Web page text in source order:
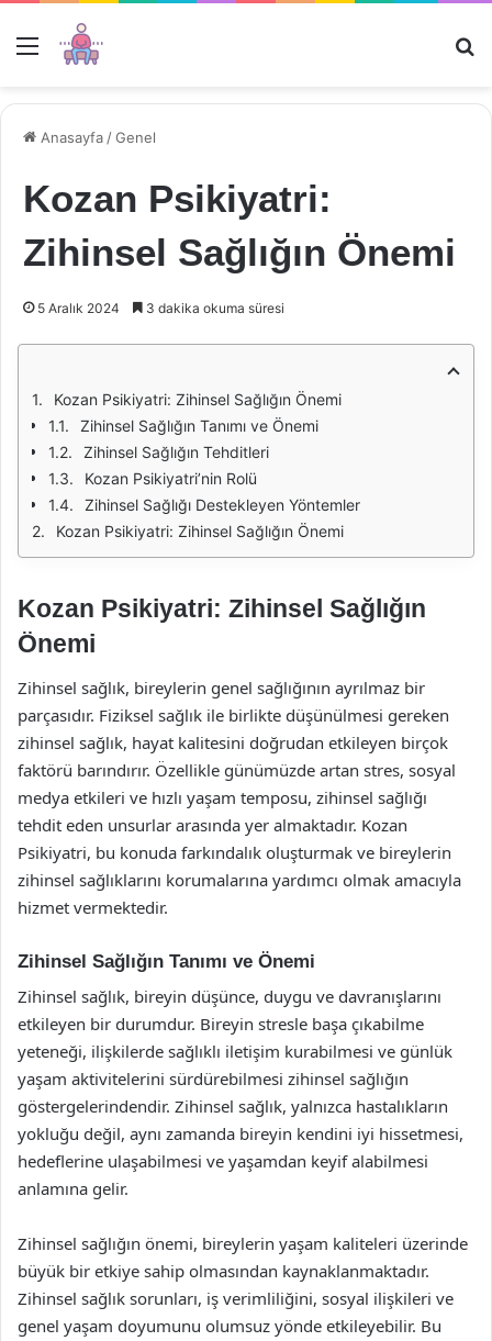
Menü
Anasayfa /Genel
Kozan Psikiyatri:
Zihinsel Sağlığın Önemi
5 Aralık 2024 3 dakika okuma süresi
Kozan Psikiyatri: Zihinsel Sağlığın Önemi
Zihinsel Sağlığın Tanımı ve Önemi
Zihinsel Sağlığın Tehditleri
Kozan Psikiyatri’nin Rolü
Zihinsel Sağlığı Destekleyen Yöntemler
Kozan Psikiyatri: Zihinsel Sağlığın Önemi
Kozan Psikiyatri: Zihinsel Sağlığın
Önemi
Zihinsel sağlık, bireylerin genel sağlığının ayrılmaz bir
parçasıdır. Fiziksel sağlık ile birlikte düşünülmesi gereken
zihinsel sağlık, hayat kalitesini doğrudan etkileyen birçok
faktörü barındırır. Özellikle günümüzde artan stres, sosyal
medya etkileri ve hızlı yaşam temposu, zihinsel sağlığı
tehdit eden unsurlar arasında yer almaktadır. Kozan
Psikiyatri, bu konuda farkındalık oluşturmak ve bireylerin
zihinsel sağlıklarını korumalarına yardımcı olmak amacıyla
hizmet vermektedir.
Zihinsel Sağlığın Tanımı ve Önemi
Zihinsel sağlık, bireyin düşünce, duygu ve davranışlarını
etkileyen bir durumdur. Bireyin stresle başa çıkabilme
yeteneği, ilişkilerde sağlıklı iletişim kurabilmesi ve günlük
yaşam aktivitelerini sürdürebilmesi zihinsel sağlığın
göstergelerindendir. Zihinsel sağlık, yalnızca hastalıkların
yokluğu değil, aynı zamanda bireyin kendini iyi hissetmesi,
hedeflerine ulaşabilmesi ve yaşamdan keyif alabilmesi
anlamına gelir.
Zihinsel sağlığın önemi, bireylerin yaşam kaliteleri üzerinde
büyük bir etkiye sahip olmasından kaynaklanmaktadır.
Zihinsel sağlık sorunları, iş verimliliğini, sosyal ilişkileri ve
genel yaşam doyumunu olumsuz yönde etkileyebilir. Bu